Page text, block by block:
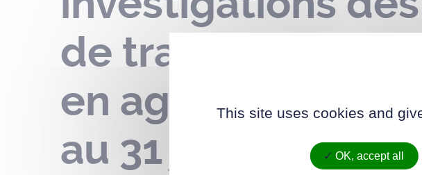
de trafic – sur les
en agglomération
au 31 janvier 2024
This site uses cookies and
OK, accept all